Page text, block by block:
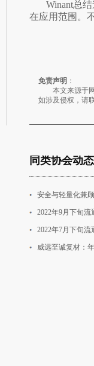
Winant总
在应用范围。
免责声明 ：
本文来源于网
如涉及侵权，请
同类协会动态
安全与轻量化兼
2022年9月下旬
2022年7月下旬
威远至诚复材：